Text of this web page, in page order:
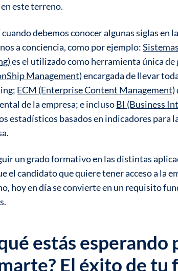
este terreno.
cuando debemos conocer algunas siglas en
a conciencia, como por ejemplo:
es el utilizado como herramienta única
Management)encargada de llevar
ECM (Enterprise Content Management)
de la empresa; e inclusoBI (Business
estadísticos basados en indicadores para
un grado formativo en las distintas
el candidato que quiere tener acceso a la
hoy en día se convierte en un requisito
estás esperando
El éxito de tu